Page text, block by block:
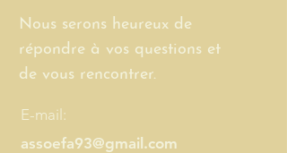
Nous serons heureux de
répondre à vos questions et
de vous rencontrer.
E-mail:
assoefa93@gmail.com